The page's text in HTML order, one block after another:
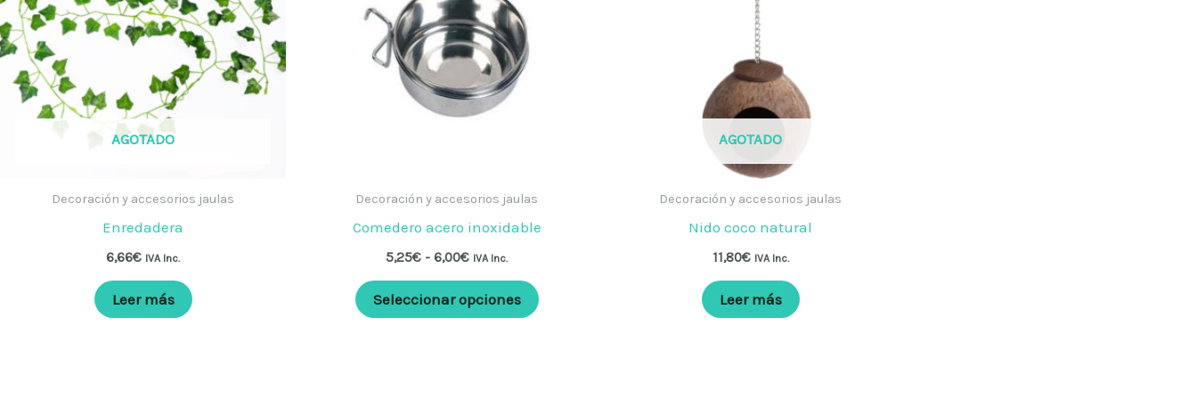
AGOTADO
Decoración y accesorios jaulas
Enredadera
6,66€ IVA Inc.
Leer más
Decoración y accesorios jaulas
Comedero acero inoxidable
5,25€ - 6,00€ IVA Inc.
Seleccionar opciones
página
producto
AGOTADO
Decoración y accesorios jaulas
Nido coco natural
11,80€ IVA Inc.
Leer más